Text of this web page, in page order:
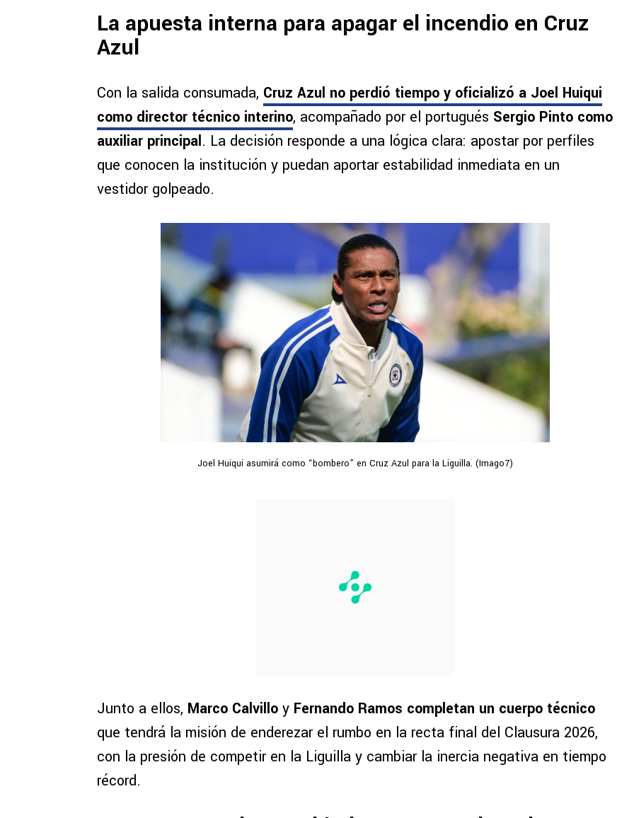
La apuesta interna para apagar el incendio en Cruz
Azul
Con la salida consumada, Cruz Azul no perdió tiempo y oficializó a Joel Huiqui
como director técnico interino, acompañado por el portugués Sergio Pinto como
auxiliar principal. La decisión responde a una lógica clara: apostar por perfiles
que conocen la institución y puedan aportar estabilidad inmediata en un
vestidor golpeado.
Joel Huiqui asumirá como “bombero” en Cruz Azul para la Liguilla. (Imago7)
Junto a ellos, Marco Calvillo y Fernando Ramos completan un cuerpo técnico
que tendrá la misión de enderezar el rumbo en la recta final del Clausura 2026,
con la presión de competir en la Liguilla y cambiar la inercia negativa en tiempo
récord.